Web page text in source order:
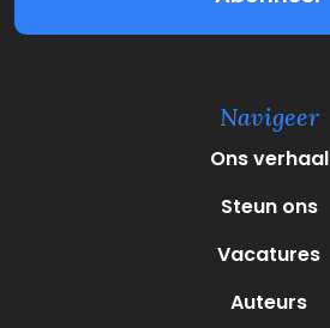
V
i
t
Navigeer
Ons verhaal
Steun ons
Vacatures
Auteurs